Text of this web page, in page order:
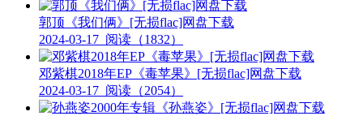
郭顶《我们俩》[无损flac]网盘下载
2024-03-17 阅读（1832）
邓紫棋2018年EP《毒苹果》[无损flac]网盘下载
2024-03-17 阅读（2054）